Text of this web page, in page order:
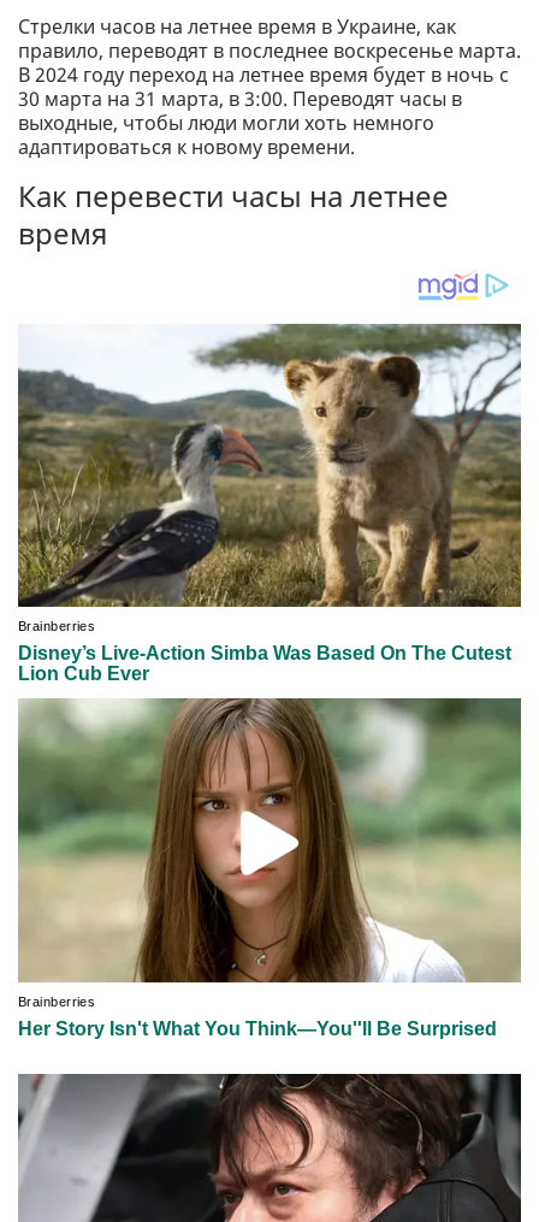
Стрелки часов на летнее время в Украине, как
правило, переводят в последнее воскресенье марта.
В 2024 году переход на летнее время будет в ночь с
30 марта на 31 марта, в 3:00. Переводят часы в
выходные, чтобы люди могли хоть немного
адаптироваться к новому времени.
Как перевести часы на летнее
время